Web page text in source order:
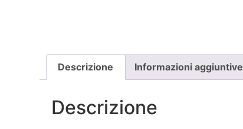
Descrizione Informazioni aggiuntive
Descrizione